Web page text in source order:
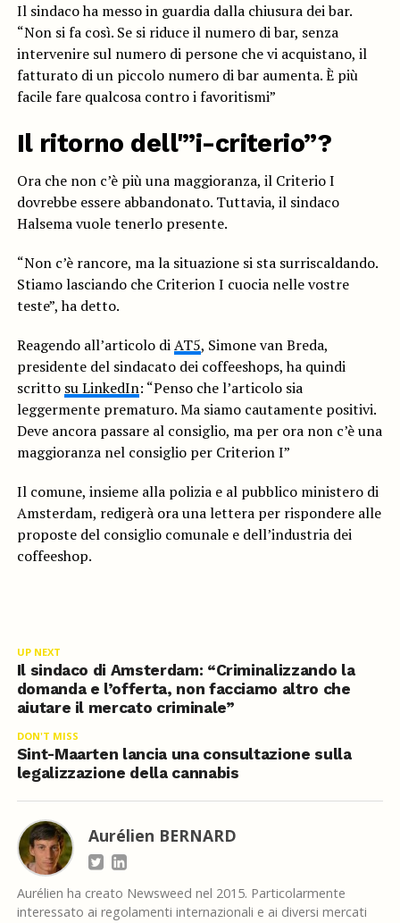
Il sindaco ha messo in guardia dalla chiusura dei bar.
“Non si fa così. Se si riduce il numero di bar, senza
intervenire sul numero di persone che vi acquistano, il
fatturato di un piccolo numero di bar aumenta. È più
facile fare qualcosa contro i favoritismi”
Il ritorno dell'”i-criterio”?
Ora che non c’è più una maggioranza, il Criterio I
dovrebbe essere abbandonato. Tuttavia, il sindaco
Halsema vuole tenerlo presente.
“Non c’è rancore, ma la situazione si sta surriscaldando.
Stiamo lasciando che Criterion I cuocia nelle vostre
teste”, ha detto.
Reagendo all’articolo diAT5, Simone van Breda,
presidente del sindacato dei coffeeshops, ha quindi
scritto su LinkedIn: “Penso che l’articolo sia
leggermente prematuro. Ma siamo cautamente positivi.
Deve ancora passare al consiglio, ma per ora non c’è una
maggioranza nel consiglio per Criterion I”
Il comune, insieme alla polizia e al pubblico ministero di
Amsterdam, redigerà ora una lettera per rispondere alle
proposte del consiglio comunale e dell’industria dei
coffeeshop.
UP NEXT
Il sindaco di Amsterdam: “Criminalizzando la
domanda e l’offerta, non facciamo altro che
aiutare il mercato criminale”
DON'T MISS
Sint-Maarten lancia una consultazione sulla
legalizzazione della cannabis
Aurélien BERNARD
Aurélien ha creato Newsweed nel 2015. Particolarmente
interessato ai regolamenti internazionali e ai diversi mercati